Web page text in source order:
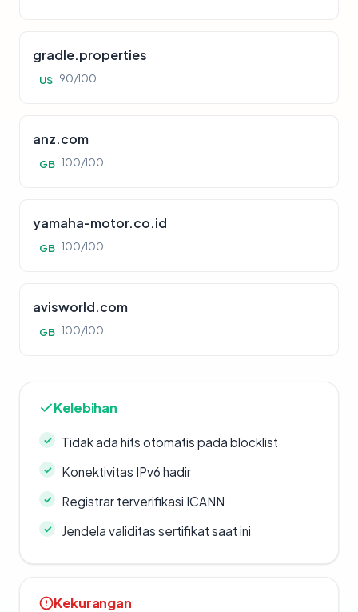
gradle.properties
US 90/100
anz.com
GB 100/100
yamaha-motor.co.id
GB 100/100
avisworld.com
GB 100/100
Kelebihan
Tidak ada hits otomatis pada blocklist
Konektivitas IPv6 hadir
Registrar terverifikasi ICANN
Jendela validitas sertifikat saat ini
Kekurangan